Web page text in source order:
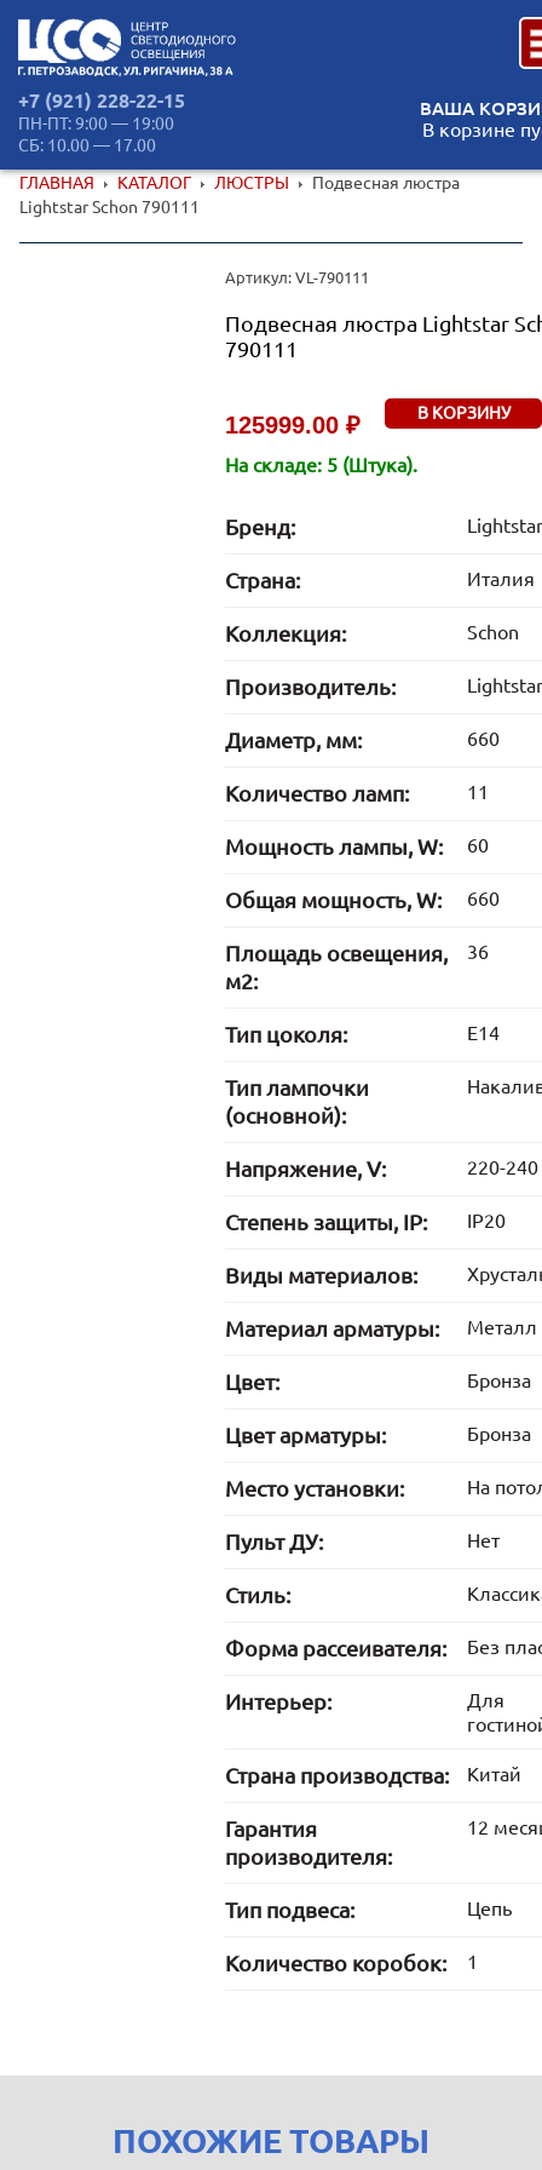
+7 (921) 228-22-15
ПН-ПТ: 9:00 — 19:00
СБ: 10.00 — 17.00
ВАША
В корзине
ГЛАВНАЯ КАТАЛОГ ЛЮСТРЫ
Подвесная люстра
Lightstar Schon 790111
Артикул: VL-790111
Подвесная люстра Lightstar
790111
125999.00 ₽ В КОРЗИНУ
На складе: 5 (Штука).
Бренд: Lightstar
Страна: Италия
Коллекция: Schon
Производитель: Lightstar
Диаметр, мм: 660
Количество ламп: 11
Мощность лампы, W: 60
Общая мощность, W: 660
Площадь освещения,
м2:
36
Тип цоколя: E14
Тип лампочки
(основной):
Напряжение, V: 220-240
Степень защиты, IP: IP20
Виды материалов:
Материал арматуры: Металл
Цвет: Бронза
Цвет арматуры: Бронза
Место установки: На
Пульт ДУ: Нет
Стиль:
Форма рассеивателя: Без
Интерьер:
Для
Страна производства: Китай
Гарантия
производителя:
12
Тип подвеса: Цепь
Количество коробок: 1
ПОХОЖИЕ ТОВАРЫ